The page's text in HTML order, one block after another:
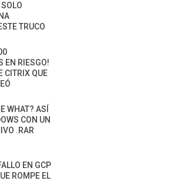
TRUCO
EN RIESGO!
CITRIX QUE
WHAT? ASÍ
CON UN
.RAR
EN GCP
ROMPE EL